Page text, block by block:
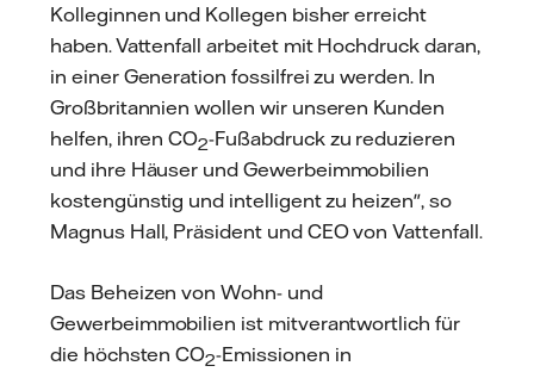
Kolleginnen und Kollegen bisher erreicht
haben. Vattenfall arbeitet mit Hochdruck daran,
in einer Generation fossilfrei zu werden. In
Großbritannien wollen wir unseren Kunden
helfen, ihren CO2-Fußabdruck zu reduzieren
und ihre Häuser und Gewerbeimmobilien
kostengünstig und intelligent zu heizen", so
Magnus Hall, Präsident und CEO von Vattenfall.
Das Beheizen von Wohn- und
Gewerbeimmobilien ist mitverantwortlich für
die höchsten CO2-Emissionen in